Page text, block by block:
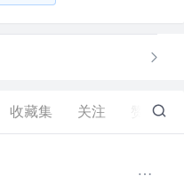
收藏集 关注 12